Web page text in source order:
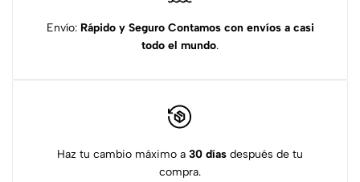
Envío: Rápido y Seguro Contamos con envíos a casi
todo el mundo.
Haz tu cambio máximo a 30 días después de tu
compra.